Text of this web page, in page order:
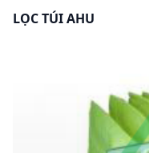
LỌC TÚI AHU